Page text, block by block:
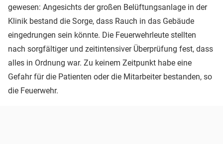
gewesen: Angesichts der großen Belüftungsanlage in der
Klinik bestand die Sorge, dass Rauch in das Gebäude
eingedrungen sein könnte. Die Feuerwehrleute stellten
nach sorgfältiger und zeitintensiver Überprüfung fest, dass
alles in Ordnung war. Zu keinem Zeitpunkt habe eine
Gefahr für die Patienten oder die Mitarbeiter bestanden, so
die Feuerwehr.